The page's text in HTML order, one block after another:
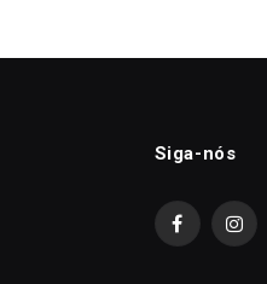
Siga-nós
Facebook